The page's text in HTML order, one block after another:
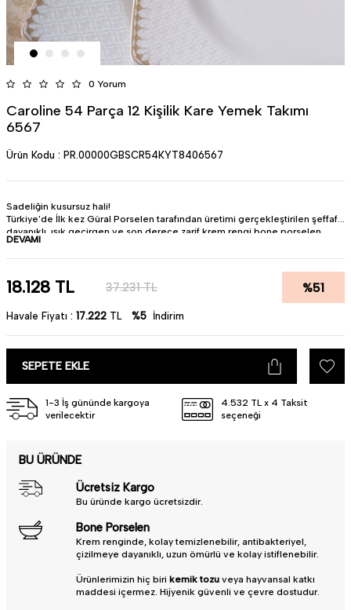
0 Yorum
Caroline 54 Parça 12 Kişilik Kare Yemek Takımı
6567
Ürün Kodu : PR.00000GBSCR54KYT8406567
Sadeliğin kusursuz hali!
Türkiye'de İlk kez Güral Porselen tarafından üretimi gerçekleştirilen şeffaf,
dayanıklı, ışık geçirgen ve son derece zarif krem rengi bone porselen
ürünlerin Caroline serisi kare bone yemek takımları mükemmel sunumlar
için tasarlandı…
• Ürün : Bone Porselen
• Parça Sayısı : 54 Parça
• Miktar : 12 Kişilik
• Türkiye'de üretilmiştir.
Güle güle kullanın.
DEVAMI
18.128 TL 37.231TL %51
Havale Fiyatı : 17.222 TL %5 İndirim
SEPETE EKLE
1-3 İş gününde kargoya
verilecektir
4.532 TL x 4 Taksit
seçeneği
BU ÜRÜNDE
Ücretsiz Kargo
Bu üründe kargo ücretsizdir.
Bone Porselen
Krem renginde, kolay temizlenebilir, antibakteriyel,
çizilmeye dayanıklı, uzun ömürlü ve kolay istiflenebilir.
Ürünlerimizin hiç biri kemik tozu veya hayvansal katkı
maddesi içermez. Hijyenik güvenli ve çevre dostudur.